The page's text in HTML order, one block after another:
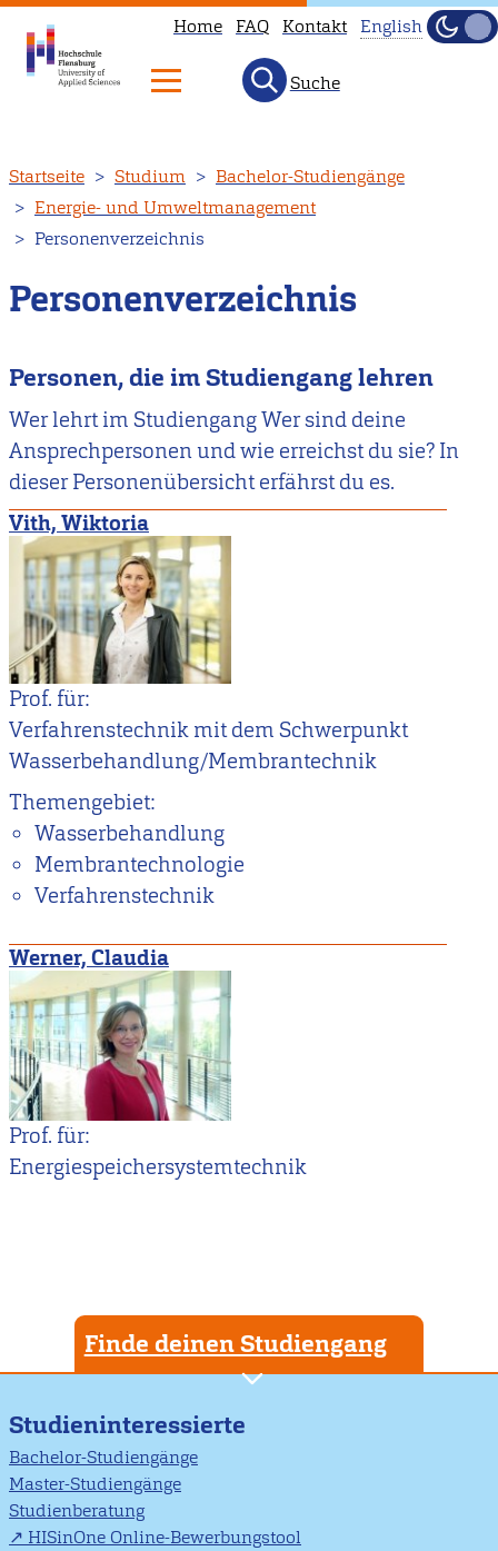
zum
Inhalt
Home FAQ Kontakt
not
our
main
page
instead.
English
Hell
Suche
Startseite Studium
Bachelor-Studiengänge
Energie- und Umweltmanagement
Personenverzeichnis
Personenverzeichnis
Personen, die im Studiengang lehren
Wer lehrt im Studiengang Wer sind deine
Ansprechpersonen und wie erreichst du sie? In
dieser Personenübersicht erfährst du es.
Vith, Wiktoria
Prof. für:
Verfahrenstechnik mit dem Schwerpunkt
Wasserbehandlung/Membrantechnik
Themengebiet:
Wasserbehandlung
Membrantechnologie
Verfahrenstechnik
Werner, Claudia
Prof. für:
Energiespeichersystemtechnik
Finde deinen Studiengang
Studieninteressierte
Bachelor-Studiengänge
Master-Studiengänge
Studienberatung
HISinOne Online-Bewerbungstool